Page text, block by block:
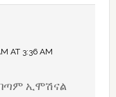
AT 3:36 AM
በጣም ኢሞሽናል